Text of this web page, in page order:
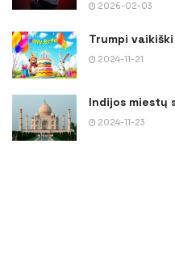
2026-02-03
Trumpi
2024-11-21
Indijos miestų
2024-11-23